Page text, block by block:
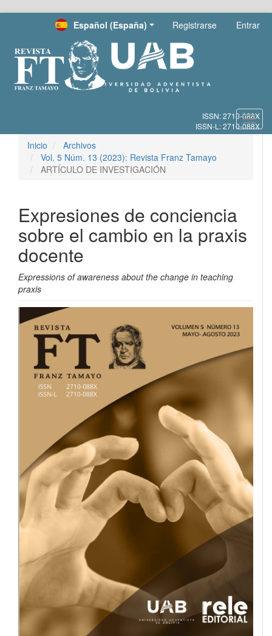
contenido
página
principal
Barra
lateral
Español (España) Registrarse Entrar
Inicio
Archivos
Vol. 5 Núm. 13 (2023): Revista Franz Tamayo
ARTÍCULO DE INVESTIGACIÓN
Expresiones de conciencia
sobre el cambio en la praxis
docente
Expressions of awareness about the change in teaching
praxis
Barra
lateral
del
artículo